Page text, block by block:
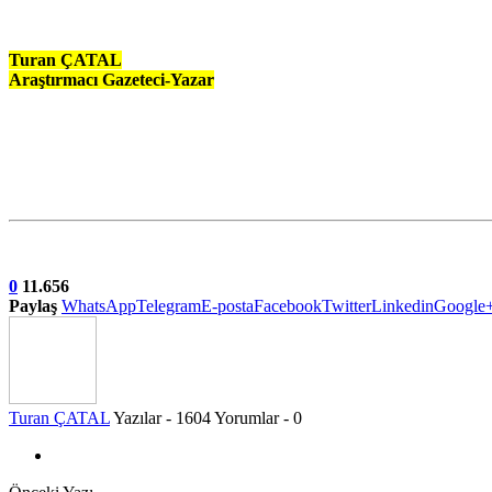
Turan ÇATAL
Araştırmacı Gazeteci-Yazar
0 11.656
Paylaş WhatsAppTelegramE-postaFacebookTwitterLinkedin
Turan ÇATALYazılar - 1604Yorumlar - 0